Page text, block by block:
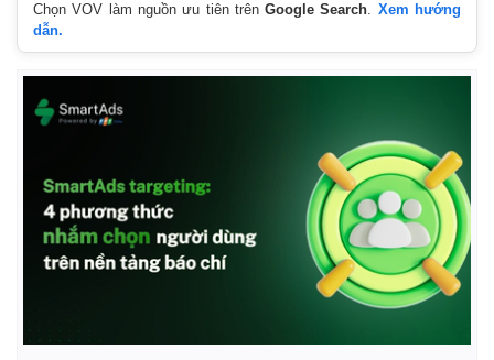
Chọn VOV làm nguồn ưu tiên trênGoogle Search. Xem hướng
dẫn.